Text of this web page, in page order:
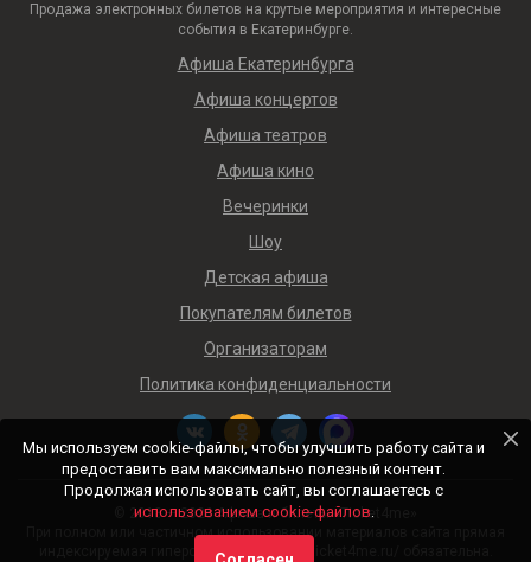
Продажа электронных билетов на крутые мероприятия и интересные
события в Екатеринбурге.
Афиша Екатеринбурга
Афиша концертов
Афиша театров
Афиша кино
Вечеринки
Шоу
Детская афиша
Покупателям билетов
Организаторам
Политика конфиденциальности
© 2018 — 2026 Афиша и билеты «Ticket4me»
При полном или частичном использовании материалов сайта прямая
индексируемая гиперссылка на https://ticket4me.ru/ обязательна.
Мы используем cookie-файлы, чтобы улучшить работу сайта и
предоставить вам максимально полезный контент.
Продолжая использовать сайт, вы соглашаетесь с
использованием cookie-файлов.